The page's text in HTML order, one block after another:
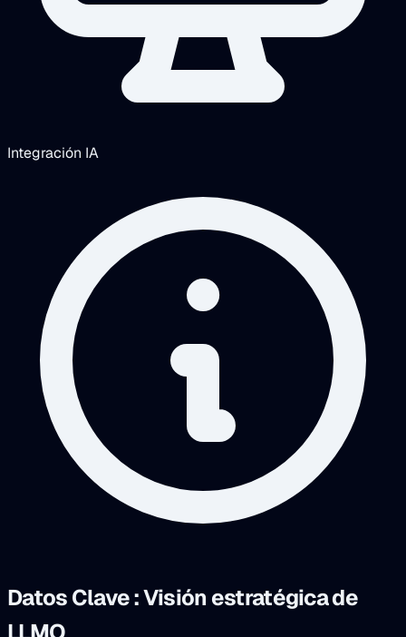
Integración IA
Datos Clave : Visión estratégica de